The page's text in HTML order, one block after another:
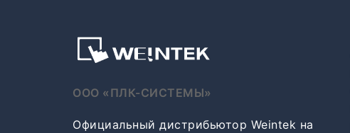
ООО «ПЛК-СИСТЕМЫ»
Официальный дистрибьютор Weintek на